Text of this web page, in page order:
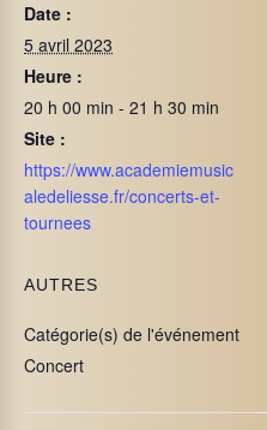
Date :
5 avril 2023
Heure :
20 h 00 min - 21 h 30 min
Site :
https://www.academiemusic
aledeliesse.fr/concerts-et-
tournees
AUTRES
Catégorie(s) de l'événement
Concert